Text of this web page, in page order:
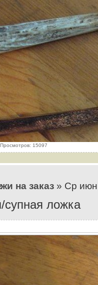
15097
на заказ » Ср июн
супная ложка